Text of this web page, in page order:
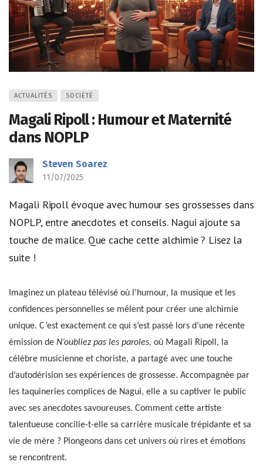
ACTUALITÉS SOCIÉTÉ
Magali Ripoll : Humour et Maternité
dans NOPLP
Steven Soarez
11/07/2025
Magali Ripoll évoque avec humour ses grossesses dans
NOPLP, entre anecdotes et conseils. Nagui ajoute sa
touche de malice. Que cache cette alchimie ? Lisez la
suite !
Imaginez un plateau télévisé où l’humour, la musique et les
confidences personnelles se mêlent pour créer une alchimie
unique. C’est exactement ce qui s’est passé lors d’une récente
émission de N’oubliez pas les paroles, où Magali Ripoll, la
célèbre musicienne et choriste, a partagé avec une touche
d’autodérision ses expériences de grossesse. Accompagnée par
les taquineries complices de Nagui, elle a su captiver le public
avec ses anecdotes savoureuses. Comment cette artiste
talentueuse concilie-t-elle sa carrière musicale trépidante et sa
vie de mère ? Plongeons dans cet univers où rires et émotions
se rencontrent.